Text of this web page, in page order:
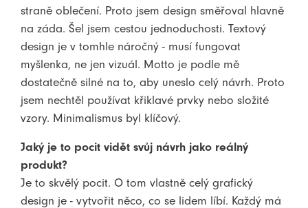
straně oblečení. Proto jsem design směřoval hlavně
na záda. Šel jsem cestou jednoduchosti. Textový
design je v tomhle náročný - musí fungovat
myšlenka, ne jen vizuál. Motto je podle mě
dostatečně silné na to, aby uneslo celý návrh. Proto
jsem nechtěl používat křiklavé prvky nebo složité
vzory. Minimalismus byl klíčový.
Jaký je to pocit vidět svůj návrh jako reálný
produkt?
Je to skvělý pocit. O tom vlastně celý grafický
design je - vytvořit něco, co se lidem líbí. Každý má